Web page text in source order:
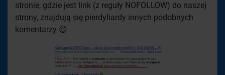
stronie, gdzie jest link (z reguły NOFOLLOW) do naszej
strony, znajdują się pierdyliardy innych podobnych
komentarzy 😉